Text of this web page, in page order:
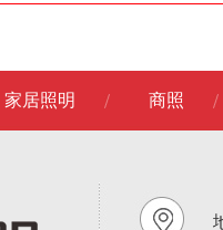
家居照明 商照